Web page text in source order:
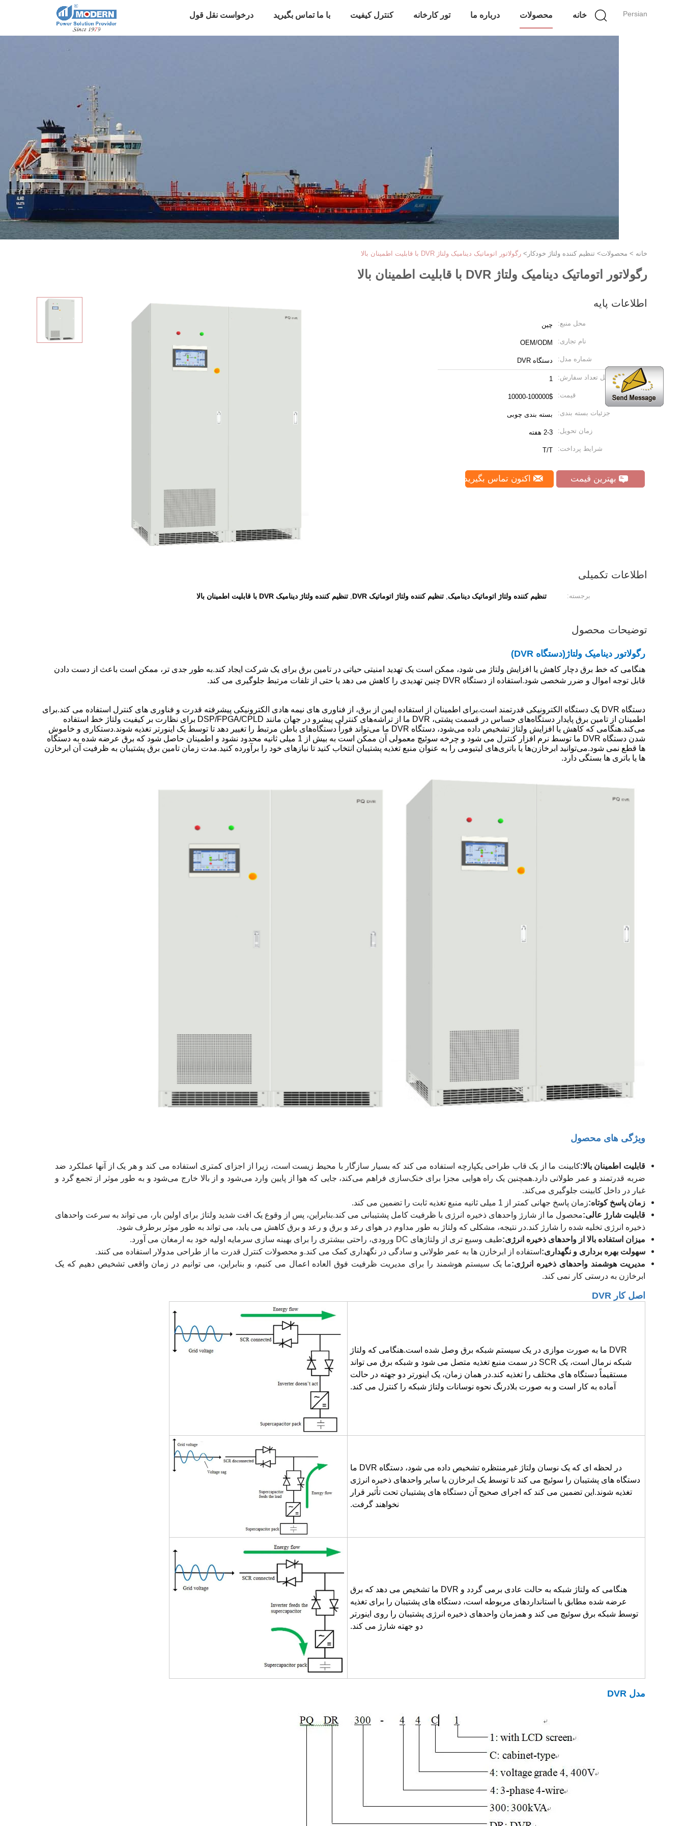
Persian خانه محصولات درباره ما تور کارخانه کنترل کیفیت با ما تماس بگیرید درخواست نقل قول
خانه > محصولات> تنظیم کننده ولتاژ خودکار > رگولاتور اتوماتیک دینامیک ولتاژ DVR با قابلیت اطمینان بالا
رگولاتور اتوماتیک دینامیک ولتاژ DVR با قابلیت اطمینان بالا
اطلاعات پایه
محل منبع: چین
نام تجاری: OEM/ODM
شماره مدل: دستگاه DVR
مقدار حداقل تعداد سفارش: 1
قیمت: 10000-100000$
جزئیات بسته بندی: بسته بندی چوبی
زمان تحویل: 2-3 هفته
شرایط پرداخت: T/T
بهترین قیمت اکنون تماس بگیرید
اطلاعات تکمیلی
برجسته: تنظیم کننده ولتاژ اتوماتیک دینامیک, تنظیم کننده ولتاژ اتوماتیک DVR , تنظیم کننده ولتاژ دینامیک DVR با قابلیت اطمینان بالا
توضیحات محصول
رگولاتور دینامیک ولتاژ (دستگاه DVR )
هنگامی که خط برق دچار کاهش یا افزایش ولتاژ می شود، ممکن است یک تهدید امنیتی حیاتی در تامین برق برای یک شرکت ایجاد کند.به طور جدی تر، ممکن است باعث از دست دادن
قابل توجه اموال و ضرر شخصی شود.استفاده از دستگاه DVR چنین تهدیدی را کاهش می دهد یا حتی از تلفات مرتبط جلوگیری می کند.
دستگاه DVR یک دستگاه الکترونیکی قدرتمند است.برای اطمینان از استفاده ایمن از برق، از فناوری های نیمه هادی الکترونیکی پیشرفته قدرت و فناوری های کنترل استفاده می کند.برای
اطمینان از تامین برق پایدار دستگاه‌های حساس در قسمت پشتی، DVR ما از تراشه‌های کنترلی پیشرو در جهان مانند DSP/FPGA/CPLD برای نظارت بر کیفیت ولتاژ خط استفاده
می‌کند.هنگامی که کاهش یا افزایش ولتاژ تشخیص داده می‌شود، دستگاه DVR ما می‌تواند فوراً دستگاه‌های باطن مرتبط را تغییر دهد تا توسط یک اینورتر تغذیه شوند.دستکاری و خاموش
شدن دستگاه DVR ما توسط نرم افزار کنترل می شود و چرخه سوئیچ معمولی آن ممکن است به بیش از 1 میلی ثانیه محدود نشود و اطمینان حاصل شود که برق عرضه شده به دستگاه
ها قطع نمی شود.می‌توانید ابرخازن‌ها یا باتری‌های لیتیومی را به عنوان منبع تغذیه پشتیبان انتخاب کنید تا نیازهای خود را برآورده کنید.مدت زمان تامین برق پشتیبان به ظرفیت آن ابرخازن
ها یا باتری ها بستگی دارد.
ویژگی های محصول
قابلیت اطمینان بالا:کابینت ما از یک قاب طراحی یکپارچه استفاده می کند که بسیار سازگار با محیط زیست است، زیرا از اجزای کمتری استفاده می کند و هر یک از آنها عملکرد ضد
ضربه قدرتمند و عمر طولانی دارد.همچنین یک راه هوایی مجزا برای خنک‌سازی فراهم می‌کند، جایی که هوا از پایین وارد می‌شود و از بالا خارج می‌شود و به طور موثر از تجمع گرد و
غبار در داخل کابینت جلوگیری می‌کند.
زمان پاسخ کوتاه:زمان پاسخ جهانی کمتر از 1 میلی ثانیه منبع تغذیه ثابت را تضمین می کند.
قابلیت شارژ عالی:محصول ما از شارژ واحدهای ذخیره انرژی با ظرفیت کامل پشتیبانی می کند.بنابراین، پس از وقوع یک افت شدید ولتاژ برای اولین بار، می تواند به سرعت واحدهای
ذخیره انرژی تخلیه شده را شارژ کند.در نتیجه، مشکلی که ولتاژ به طور مداوم در هوای رعد و برق و رعد و برق کاهش می یابد، می تواند به طور موثر برطرف شود.
میزان استفاده بالا از واحدهای ذخیره انرژی:طیف وسیع تری از ولتاژهای DC ورودی، راحتی بیشتری را برای بهینه سازی سرمایه اولیه خود به ارمغان می آورد.
سهولت بهره برداری و نگهداری: استفاده از ابرخازن ها به عمر طولانی و سادگی در نگهداری کمک می کند.و محصولات کنترل قدرت ما از طراحی مدولار استفاده می کنند.
مدیریت هوشمند واحدهای ذخیره انرژی:ما یک سیستم هوشمند را برای مدیریت ظرفیت فوق العاده اعمال می کنیم، و بنابراین، می توانیم در زمان واقعی تشخیص دهیم که یک
ابرخازن به درستی کار نمی کند.
اصل کار DVR
DVR ما به صورت موازی در یک سیستم شبکه برق وصل شده است.هنگامی که ولتاژ
شبکه نرمال است، یک SCR در سمت منبع تغذیه متصل می شود و شبکه برق می تواند
مستقیماً دستگاه های مختلف را تغذیه کند.در همان زمان، یک اینورتر دو جهته در حالت
آماده به کار است و به صورت بلادرنگ نحوه نوسانات ولتاژ شبکه را کنترل می کند.
در لحظه ای که یک نوسان ولتاژ غیرمنتظره تشخیص داده می شود، دستگاه DVR ما
دستگاه های پشتیبان را سوئیچ می کند تا توسط یک ابرخازن یا سایر واحدهای ذخیره انرژی
تغذیه شوند.این تضمین می کند که اجرای صحیح آن دستگاه های پشتیبان تحت تأثیر قرار
نخواهند گرفت.
هنگامی که ولتاژ شبکه به حالت عادی برمی گردد و DVR ما تشخیص می دهد که برق
عرضه شده مطابق با استانداردهای مربوطه است، دستگاه های پشتیبان را برای تغذیه
توسط شبکه برق سوئیچ می کند و همزمان واحدهای ذخیره انرژی پشتیبان را روی اینورتر
دو جهته شارژ می کند.
مدل DVR